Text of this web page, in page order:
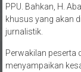
PPU. Bahkan, H.
khusus yang akan
jurnalistik.
Perwakilan peserta
menyampaikan